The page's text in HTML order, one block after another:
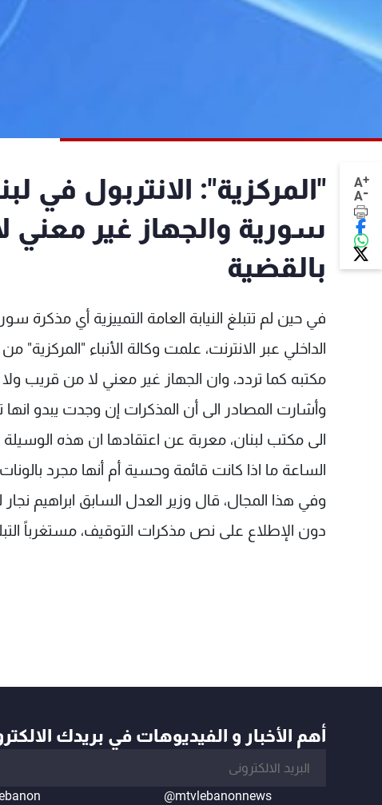
A+
A-
"المركزية": الانتربول في
سورية والجهاز غير معني
بالقضية
في حين لم تتبلغ النيابة العامة التمييزية أي
الداخلي عبر الانترنت، علمت وكالة الأنباء
مكتبه كما تردد، وان الجهاز غير معني لا من قريب
وأشارت المصادر الى أن المذكرات إن وجدت يبدو
الى مكتب لبنان، معربة عن اعتقادها ان هذه
الساعة ما اذا كانت قائمة وحسية أم أنها مجرد بالونات
وفي هذا المجال، قال وزير العدل السابق ابراهيم
دون الإطلاع على نص مذكرات التوقيف، مستغرباً
أهم الأخبار و الفيديوهات في بريدك
@mtvlebanonnews